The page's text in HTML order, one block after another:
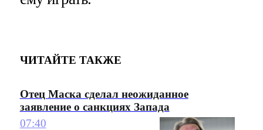
ЧИТАЙТЕ ТАКЖЕ
Отец Маска сделал неожиданное
заявление о санкциях Запада
07:40